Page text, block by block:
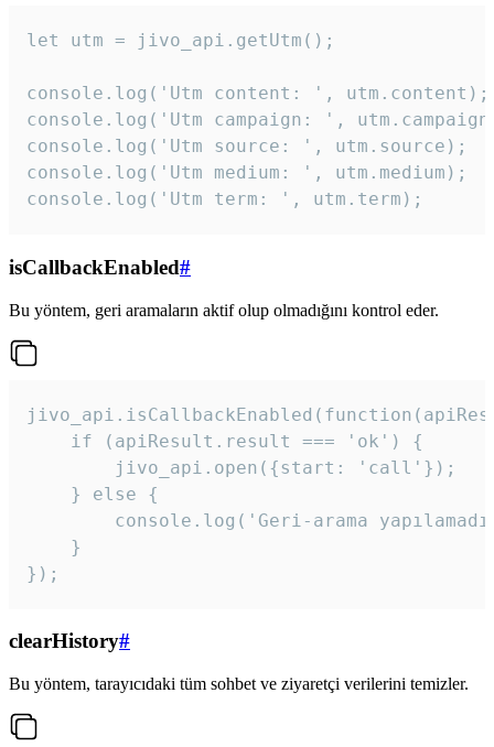
let utm = jivo_api.getUtm();
console.log('Utm content: ', utm.content);
console.log('Utm campaign: ',
console.log('Utm source: ', utm.source);
console.log('Utm medium: ', utm.medium);
console.log('Utm term: ', utm.term);
isCallbackEnabled#
Bu yöntem, geri aramaların aktif olup olmadığını kontrol eder.
    if (apiResult.result === 'ok') {
        jivo_api.open({start: 'call'});
    } else {
console.log('Geri-arama
    }
});
clearHistory#
Bu yöntem, tarayıcıdaki tüm sohbet ve ziyaretçi verilerini temizler.